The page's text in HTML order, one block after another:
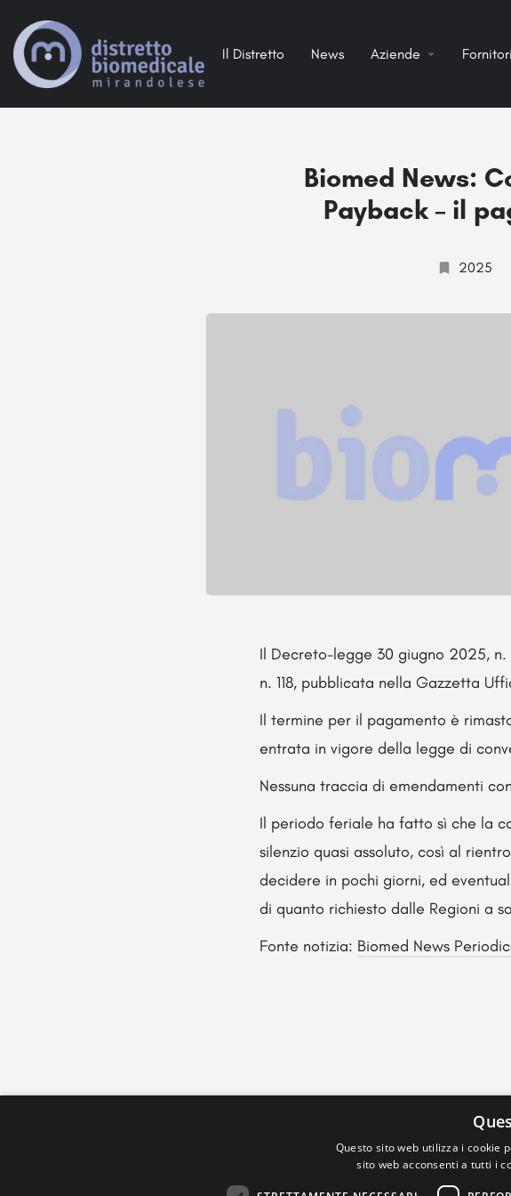
Il Distretto News Aziende
Biomed News:
Payback – il
2025
Il Decreto-legge 30 giugno 2025,
n. 118, pubblicata nella Gazzetta
Il termine per il pagamento è
entrata in vigore della legge di
Nessuna traccia di emendamenti
Il periodo feriale ha fatto sì che la
silenzio quasi assoluto, così al
decidere in pochi giorni, ed
di quanto richiesto dalle Regioni a
Fonte notizia: Biomed News
Questo sito web utilizza i cookie
sito web acconsenti a tutti i